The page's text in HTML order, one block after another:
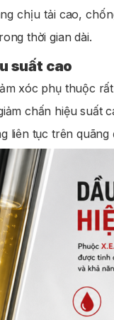
chịu tải cao,
thời gian dài.
suất cao
xóc phụ thuộc
chấn hiệu suất
liên tục trên